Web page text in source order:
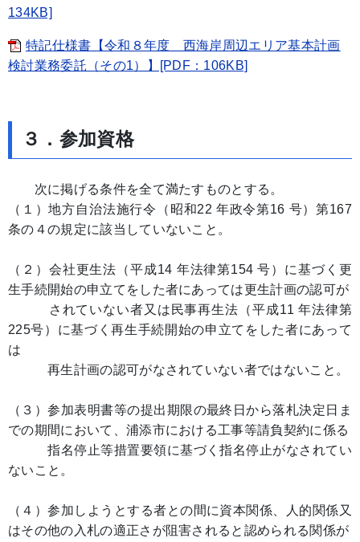
134KB]
特記仕様書【令和８年度 西海岸周辺エリア基本計画
検討業務委託（その1）】[PDF：106KB]
３．参加資格
次に掲げる条件を全て満たすものとする。
（１）地方自治法施行令（昭和22 年政令第16 号）第167
条の４の規定に該当していないこと。
（２）会社更生法（平成14 年法律第154 号）に基づく更
生手続開始の申立てをした者にあっては更生計画の認可が
されていない者又は民事再生法（平成11 年法律第
225号）に基づく再生手続開始の申立てをした者にあって
は
再生計画の認可がなされていない者ではないこと。
（３）参加表明書等の提出期限の最終日から落札決定日ま
での期間において、浦添市における工事等請負契約に係る
指名停止等措置要領に基づく指名停止がなされてい
ないこと。
（４）参加しようとする者との間に資本関係、人的関係又
はその他の入札の適正さが阻害されると認められる関係が